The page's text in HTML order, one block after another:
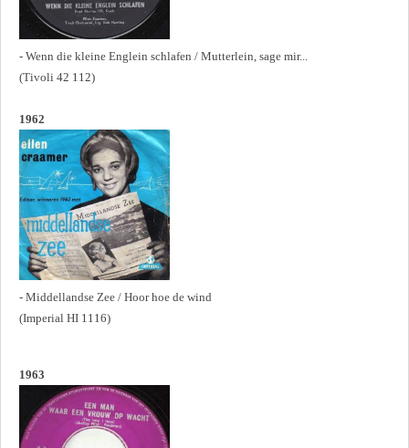
- Wenn die kleine Englein schlafen / Mutterlein, sage mir...
(Tivoli 42 112)
1962
- Middellandse Zee / Hoor hoe de wind
(Imperial HI 1116)
1963